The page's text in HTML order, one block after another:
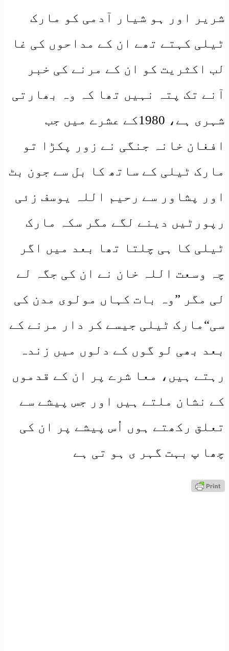
شریر اور ہو شیار آدمی کو مارک
ٹیلی کہتے تھے ان کے مداحوں کی غا
لب اکثریت کو ان کے مرنے کی خبر
آنے تک پتہ نہیں تھا کہ وہ بھارتی
شہری ہے، 1980کے عشرے میں جب
افغان خانہ جنگی نے زور پکڑا تو
مارک ٹیلی کے ساتھ کا بل سے جون بٹ
اور پشاور سے رحیم اللہ یوسف زئی
رپورٹیں دینے لگے مگر سکہ مارک
ٹیلی کا ہی چلتا تھا بعد میں اگر
چہ وسعت اللہ خان نے ان کی جگہ لے
لی مگر ”وہ بات کہاں مولوی مدن کی
سی“مارک ٹیلی جیسے کر دار مرنے کے
بعد بھی لو گوں کے دلوں میں زندہ
رہتے ہیں، معا شرے پر ان کے قدموں
کے نشان ملتے ہیں اور جس پیشے سے
تعلق رکھتے ہوں اُس پیشے پر ان کی
چھا پ بہت گہر ی ہو تی ہے